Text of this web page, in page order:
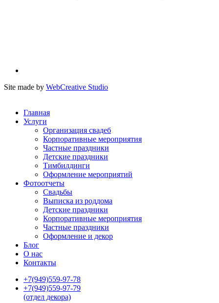
Site made by WebCreative Studio
Главная
Услуги
Организация свадеб
Корпоративные мероприятия
Частные праздники
Детские праздники
Тимбилдинги
Оформление мероприятий
Фотоотчеты
Cвадьбы
Выписка из роддома
Детские праздники
Корпоративные мероприятия
Частные праздники
Оформление и декор
Блог
О нас
Контакты
+7(949)559-97-78
+7(949)559-97-79
(отдел декора)